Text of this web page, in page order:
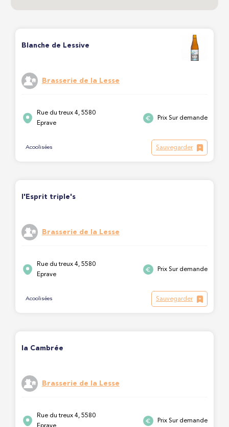
Blanche de Lessive
Brasserie de la Lesse
Rue du treux 4, 5580
Eprave
Prix Sur demande
Acoolisées Sauvegarder
l'Esprit triple's
Brasserie de la Lesse
Rue du treux 4, 5580
Eprave
Prix Sur demande
Acoolisées Sauvegarder
la Cambrée
Brasserie de la Lesse
Rue du treux 4, 5580
Prix Sur demande